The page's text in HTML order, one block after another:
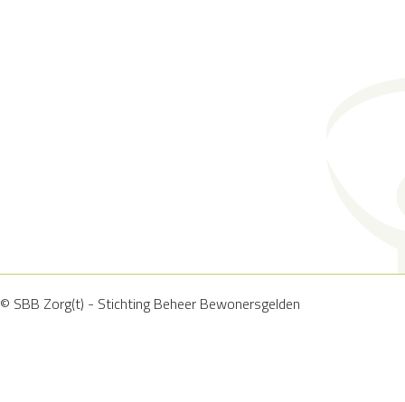
© SBB Zorg(t) - Stichting Beheer Bewonersgelden